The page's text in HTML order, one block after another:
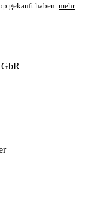
gekauft haben. mehr